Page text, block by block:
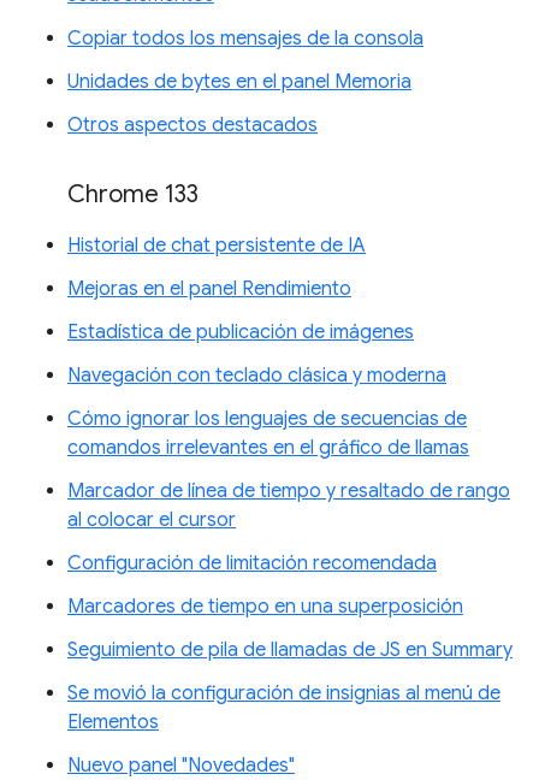
Copiar todos los mensajes de la consola
Unidades de bytes en el panel Memoria
Otros aspectos destacados
Chrome 133
Historial de chat persistente de IA
Mejoras en el panel Rendimiento
Estadística de publicación de imágenes
Navegación con teclado clásica y moderna
Cómo ignorar los lenguajes de secuencias de
comandos irrelevantes en el gráfico de llamas
Marcador de línea de tiempo y resaltado de rango
al colocar el cursor
Configuración de limitación recomendada
Marcadores de tiempo en una superposición
Seguimiento de pila de llamadas de JS en Summary
Se movió la configuración de insignias al menú de
Elementos
Nuevo panel "Novedades"